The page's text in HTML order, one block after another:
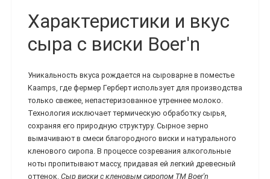
Характеристики и вкус
сыра с виски Boer'n
Уникальность вкуса рождается на сыроварне в поместье
Kaamps, где фермер Герберт использует для производства
только свежее, непастеризованное утреннее молоко.
Технология исключает термическую обработку сырья,
сохраняя его природную структуру. Сырное зерно
вымачивают в смеси благородного виски и натурального
кленового сиропа. В процессе созревания алкогольные
ноты пропитывают массу, придавая ей легкий древесный
оттенок. Сыр виски с кленовым сиропом ТМ Boer'n